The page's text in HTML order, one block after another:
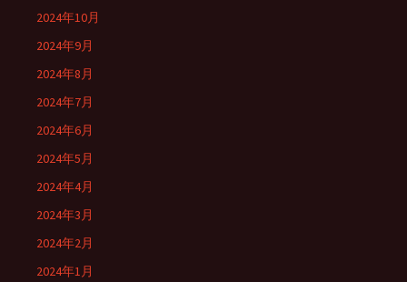
2024年10月
2024年9月
2024年8月
2024年7月
2024年6月
2024年5月
2024年4月
2024年3月
2024年2月
2024年1月